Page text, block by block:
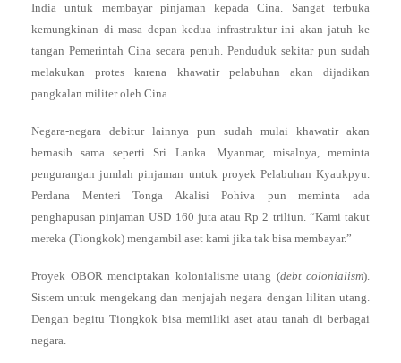
India untuk membayar pinjaman kepada Cina. Sangat terbuka
kemungkinan di masa depan kedua infrastruktur ini akan jatuh ke
tangan Pemerintah Cina secara penuh. Penduduk sekitar pun sudah
melakukan protes karena khawatir pelabuhan akan dijadikan
pangkalan militer oleh Cina.
Negara-negara debitur lainnya pun sudah mulai khawatir akan
bernasib sama seperti Sri Lanka. Myanmar, misalnya, meminta
pengurangan jumlah pinjaman untuk proyek Pelabuhan Kyaukpyu.
Perdana Menteri Tonga Akalisi Pohiva pun meminta ada
penghapusan pinjaman USD 160 juta atau Rp 2 triliun. “Kami takut
mereka (Tiongkok) mengambil aset kami jika tak bisa membayar.”
Proyek OBOR menciptakan kolonialisme utang (debt colonialism).
Sistem untuk mengekang dan menjajah negara dengan lilitan utang.
Dengan begitu Tiongkok bisa memiliki aset atau tanah di berbagai
negara.